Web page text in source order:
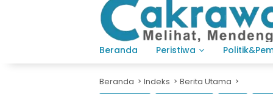
Beranda
Peristiwa
Beranda Indeks Berita Utama